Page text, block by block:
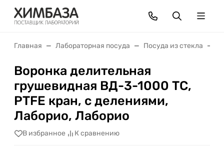
Главная Лабораторная посуда Посуда из стекла
Воронка делительная
грушевидная ВД-3-1000 ТС,
PTFE кран, с делениями,
Лаборио, Лаборио
В избранное К сравнению